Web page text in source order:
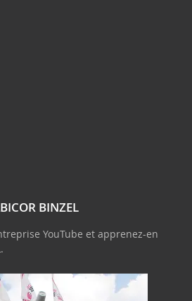
BINZEL
YouTube et apprenez-en